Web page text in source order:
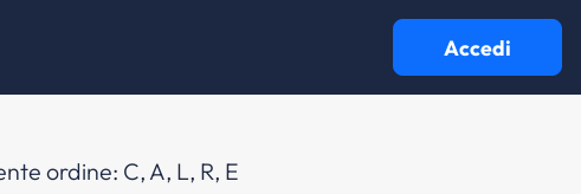
Accedi
ordine: C, A, L, R, E